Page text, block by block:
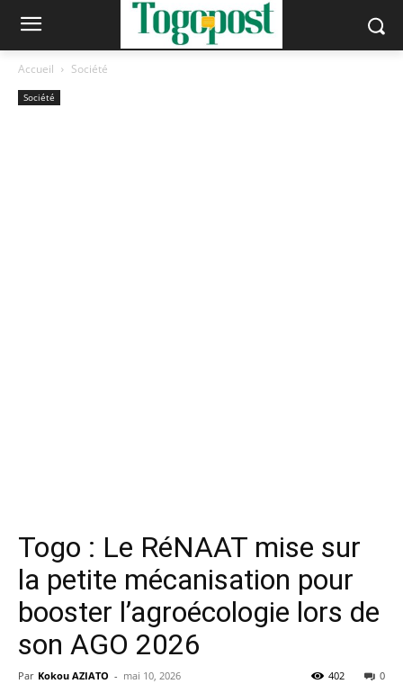
Accueil Société
Société
Togo : Le RéNAAT mise sur
la petite mécanisation pour
booster l’agroécologie lors de
son AGO 2026
Par Kokou AZIATO - mai 10, 2026 0
402